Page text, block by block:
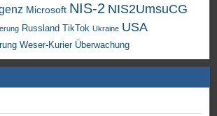
Microsoft NIS-2 NIS2UmsuCG
Russland TikTok Ukraine USA
Weser-Kurier Überwachung